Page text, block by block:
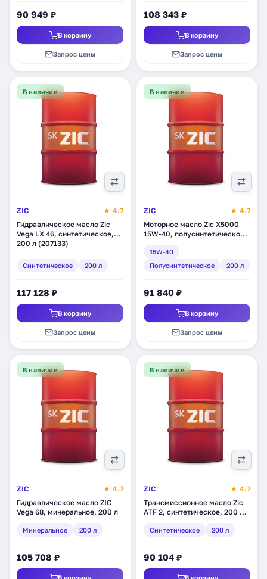
90 949 ₽
В корзину
Запрос цены
108 343 ₽
В корзину
Запрос цены
В наличии
ZIC
★ 4.7
Гидравлическое масло Zic
Vega LX 46, синтетическое,
200 л (207133)
Синтетическое 200 л
117 128 ₽
В корзину
Запрос цены
В наличии
ZIC
★ 4.7
Моторное масло Zic X5000
15W-40, полусинтетическое,
15W-40
Полусинтетическое
200 л
91 840 ₽
В корзину
Запрос цены
В наличии
ZIC
★ 4.7
Гидравлическое масло ZIC
Vega 68, минеральное, 200 л
Минеральное 200 л
105 708 ₽
В наличии
ZIC
★ 4.7
Трансмиссионное масло Zic
ATF 2, синтетическое, 200 л
Синтетическое 200 л
90 104 ₽